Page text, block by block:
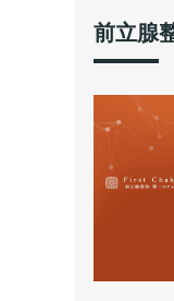
前立腺